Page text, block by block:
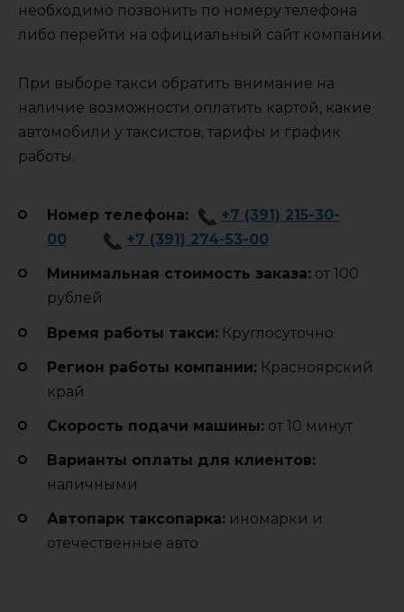
необходимо позвонить по номеру телефона
либо перейти на официальный сайт компании.
При выборе такси обратить внимание на
наличие возможности оплатить картой, какие
автомобили у таксистов, тарифы и график
работы.
Номер телефона:
+7 (391) 215-30-
00
+7 (391) 274-53-00
Минимальная стоимость заказа: от 100
рублей
Время работы такси: Круглосуточно
Регион работы компании: Красноярский
край
Cкорость подачи машины: от 10 минут
Варианты оплаты для клиентов:
наличными
Автопарк таксопарка: иномарки и
отечественные авто